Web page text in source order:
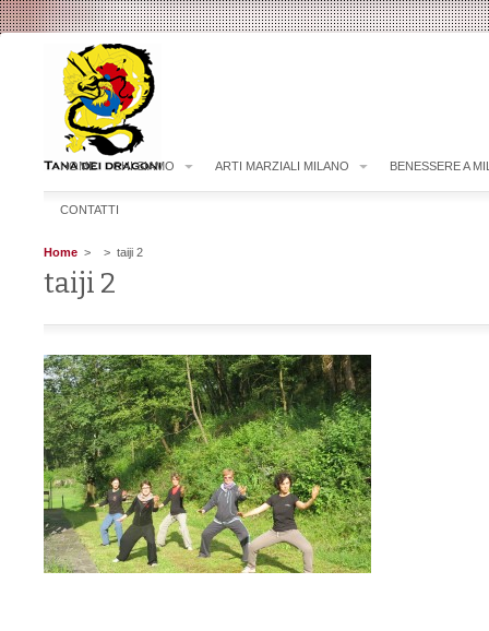
HOME CHI SIAMO ARTI MARZIALI MILANO BENESSERE A
CONTATTI
Home > > taiji 2
taiji 2